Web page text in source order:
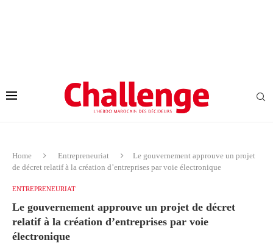
Home Entrepreneuriat
Le gouvernement approuve un projet
de décret relatif à la création d’entreprises par voie électronique
ENTREPRENEURIAT
Le gouvernement approuve un projet de décret
relatif à la création d’entreprises par voie
électronique